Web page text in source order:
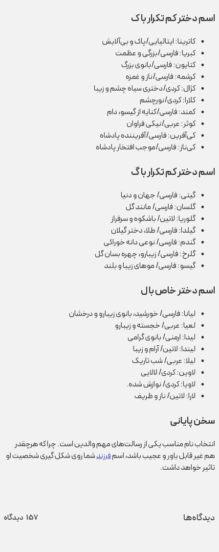
اسم دختر کم تکرار با ک
کاترینا: ایتالیایی/پاک و بی‌آلایش
کبریا: فارسی/بزرگی و عظمت
کتایون: فارسی/بانوی بزرگ
کرشمه: فارسی/ناز و غمزه
کژال: کردی/دختری سیاه چشم و زیبا
کلارا: کردی/نورچشم
کمند: فارسی/کنایه از گیسو، دام
کوثر: عربی/نیکی فراوان
کی‌آفرین: فارسی/آفریننده پادشاه
کی‌ناز: فارسی/موجب افتخار پادشاه
اسم دختر کم تکرار با گ
گیتی: فارسی/ جهان و دنیا
گلسان: فارسی/ مانند گل
گلوریا: لاتین/ باشکوه و سرفراز
گیلدا: فارسی/ طلا، دختر گیلان
گندم: فارسی/ نوعی دانه خوراکی
گلرخ: فارسی/ زیبارو، چهره بسان گل
گیسو: فارسی/ موهای زیبا و بلند
اسم دختر خاص با ل
لیانا: فارسی/ خورشید، بانوی زیبارو و درخشان
لعیا: عربی/ خجسته و زیبارو
لیدا: ارمنی/ بانوی گرامی
لیندا: لاتین/ آرام و زیبا
لیلا: عربی/ شب تاریک
لاوین: کردی/ لالایی
لاویا: کردی/نوازش شده.
لارا: لاتین/ ناز و ظریف
سخن پایانی
انتخاب نام مناسب یکی از رسالت‌های مهم والدین است. چرا که هرچقدر
هم غیر قابل باور و عجیب باشد، اسمفرزندشما روی شکل گیری شخصیت او
تاثیر خواهد داشت.
دیدگاه‌ها 157 دیدگاه